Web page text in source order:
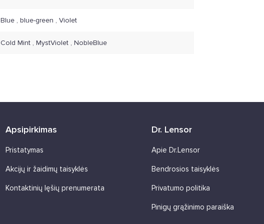
Blue , blue-green , Violet
Cold Mint , MystViolet , NobleBlue
Apsipirkimas
Pristatymas
Akcijų ir žaidimų taisyklės
Kontaktinių lęšių prenumerata
Dr. Lensor
Apie Dr.Lensor
Bendrosios taisyklės
Privatumo politika
Pinigų grąžinimo paraiška